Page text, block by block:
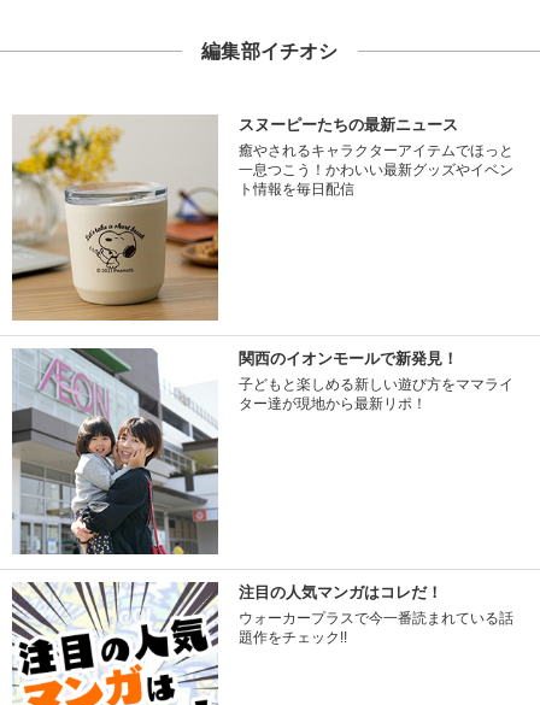
編集部イチオシ
スヌーピーたちの最新ニュース
癒やされるキャラクターアイテムでほっと
一息つこう！かわいい最新グッズやイベン
ト情報を毎日配信
関西のイオンモールで新発見！
子どもと楽しめる新しい遊び方をママライ
ター達が現地から最新リポ！
注目の人気マンガはコレだ！
ウォーカープラスで今一番読まれている話
題作をチェック!!